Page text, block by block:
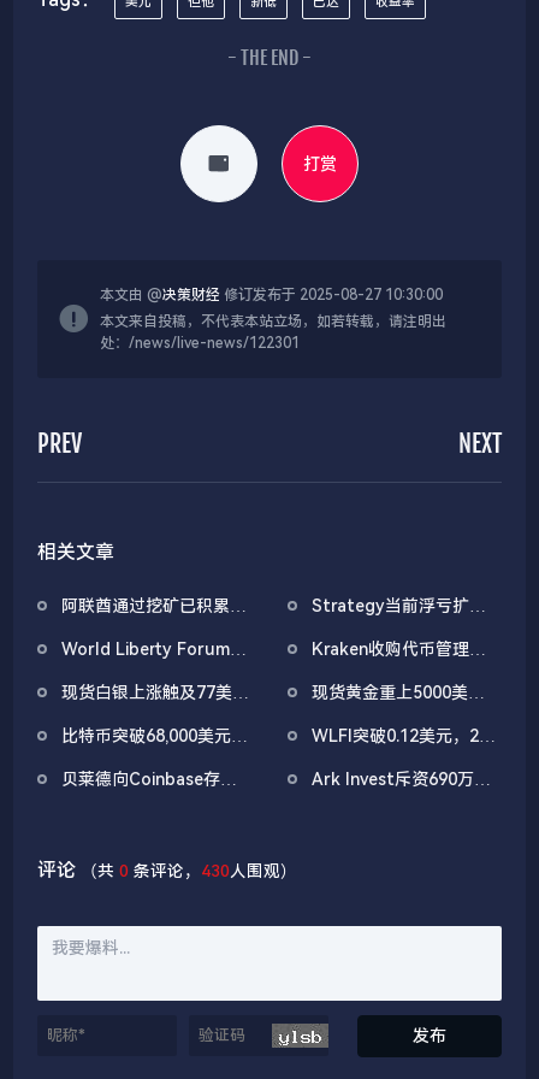
- THE END -
打赏
本文由 @决策财经 修订发布于 2025-08-27 10:30:00
本文来自投稿，不代表本站立场，如若转载，请注明出
处：/news/live-news/122301
PREV NEXT
相关文章
阿联酋通过挖矿已积累
Strategy当前浮亏扩大
World Liberty Forum开
Trump称加密仍处「起跑
线」
Kraken收购代币管理平
张版图
现货白银上涨触及77美
现货黄金重上5000美元/
比特币突破68,000美元，
WLFI突破0.12美元，24
贝莱德向Coinbase存入
Ark Invest斥资690万美
评论 （共0 条评论， 430人围观）
发布